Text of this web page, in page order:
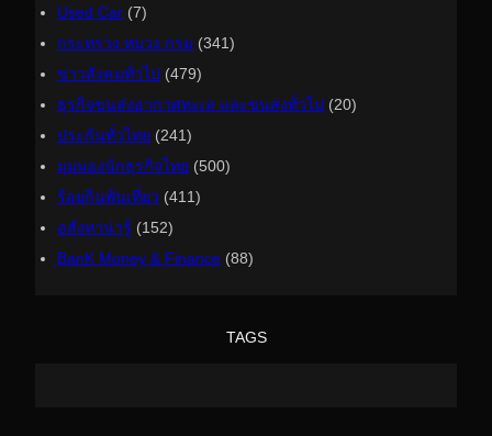
Used Car (7)
กระทรวง ทบวง กรม (341)
ข่าวสังคมทั่วไป (479)
ธุรกิจขนส่งอากาศทะเล และขนส่งทั่วไป (20)
ประกันทั่วไทย (241)
มุมมองนักธุรกิจไทย (500)
ร้อยกินพันเที่ยว (411)
อสังหาน่ารู้ (152)
ฺBanK Money & Finance (88)
TAGS